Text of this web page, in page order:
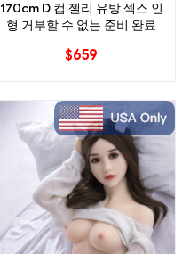
170cm D 컵 젤리 유방 섹스 인
형 거부할 수 없는 준비 완료
$659